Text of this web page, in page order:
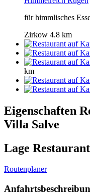
für himmlisches
Zirkow 4.8 km
km
Eigenschaften
Villa Salve
Lage Restaurant
Routenplaner